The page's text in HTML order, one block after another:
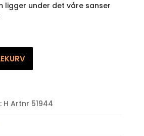
ligger under det våre sanser
H Artnr 51944